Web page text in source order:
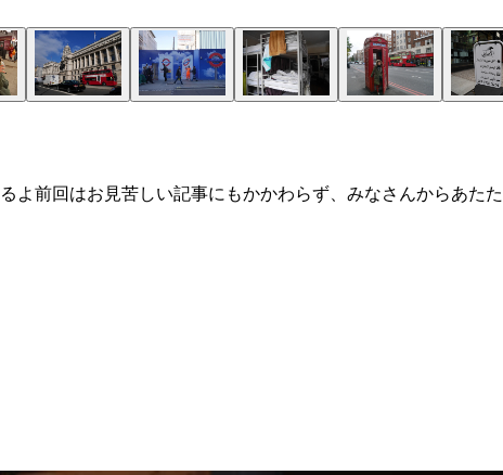
前回はお見苦しい記事にもかかわらず、みなさんからあたた